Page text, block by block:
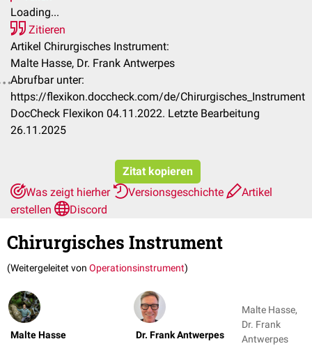
Loading...
Zitieren
Artikel Chirurgisches Instrument:
Malte Hasse, Dr. Frank Antwerpes
Abrufbar unter:
https://flexikon.doccheck.com/de/Chirurgisches_Instrument
DocCheck Flexikon 04.11.2022. Letzte Bearbeitung
26.11.2025
Zitat kopieren
Was zeigt hierher
Versionsgeschichte
Artikel
erstellen
Discord
Chirurgisches Instrument
(Weitergeleitet von Operationsinstrument)
Malte Hasse Dr. Frank Antwerpes
Malte Hasse,
Dr. Frank
Antwerpes